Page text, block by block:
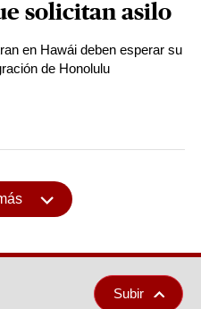
solicitan asilo
en Hawái deben esperar su
de Honolulu
Subir